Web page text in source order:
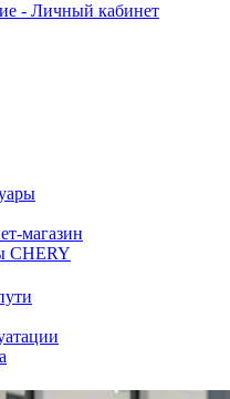
- Личный кабинет
магазин
CHERY